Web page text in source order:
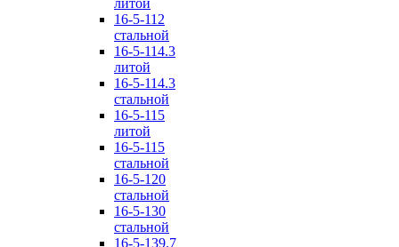
литой
16-5-112
стальной
16-5-114.3
литой
16-5-114.3
стальной
16-5-115
литой
16-5-115
стальной
16-5-120
стальной
16-5-130
стальной
16-5-139.7